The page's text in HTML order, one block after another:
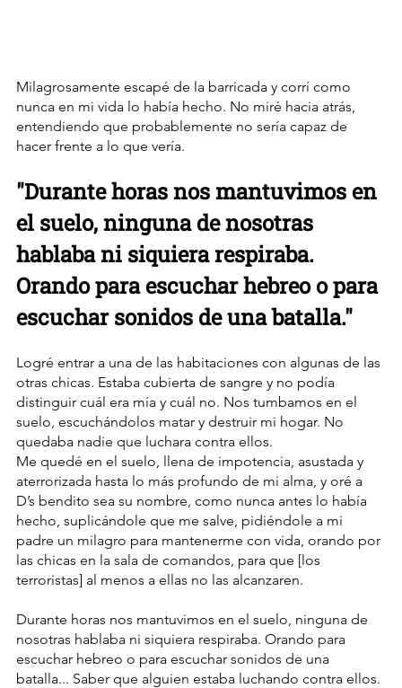
Milagrosamente escapé de la barricada y corrí como
nunca en mi vida lo había hecho. No miré hacia atrás,
entendiendo que probablemente no sería capaz de
hacer frente a lo que vería.
"Durante horas nos mantuvimos en
el suelo, ninguna de nosotras
hablaba ni siquiera respiraba.
Orando para escuchar hebreo o para
escuchar sonidos de una batalla."
Logré entrar a una de las habitaciones con algunas de las
otras chicas. Estaba cubierta de sangre y no podía
distinguir cuál era mía y cuál no. Nos tumbamos en el
suelo, escuchándolos matar y destruir mi hogar. No
quedaba nadie que luchara contra ellos.
Me quedé en el suelo, llena de impotencia, asustada y
aterrorizada hasta lo más profundo de mi alma, y oré a
D’s bendito sea su nombre, como nunca antes lo había
hecho, suplicándole que me salve, pidiéndole a mi
padre un milagro para mantenerme con vida, orando por
las chicas en la sala de comandos, para que [los
terroristas] al menos a ellas no las alcanzaren.
Durante horas nos mantuvimos en el suelo, ninguna de
nosotras hablaba ni siquiera respiraba. Orando para
escuchar hebreo o para escuchar sonidos de una
batalla... Saber que alguien estaba luchando contra ellos.